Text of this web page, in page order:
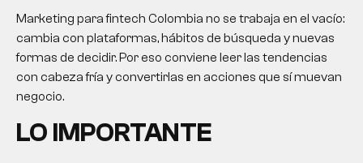
Marketing para fintech Colombia no se trabaja en el vacío:
cambia con plataformas, hábitos de búsqueda y nuevas
formas de decidir. Por eso conviene leer las tendencias
con cabeza fría y convertirlas en acciones que sí muevan
negocio.
LO IMPORTANTE